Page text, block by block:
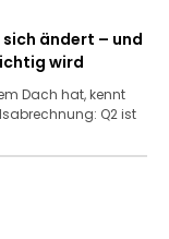
ändert – und
wird
Dach hat, kennt
Q2 ist